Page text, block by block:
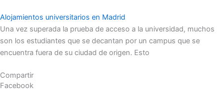
Alojamientos universitarios en Madrid
Una vez superada la prueba de acceso a la universidad, muchos
son los estudiantes que se decantan por un campus que se
encuentra fuera de su ciudad de origen. Esto
Compartir
Facebook